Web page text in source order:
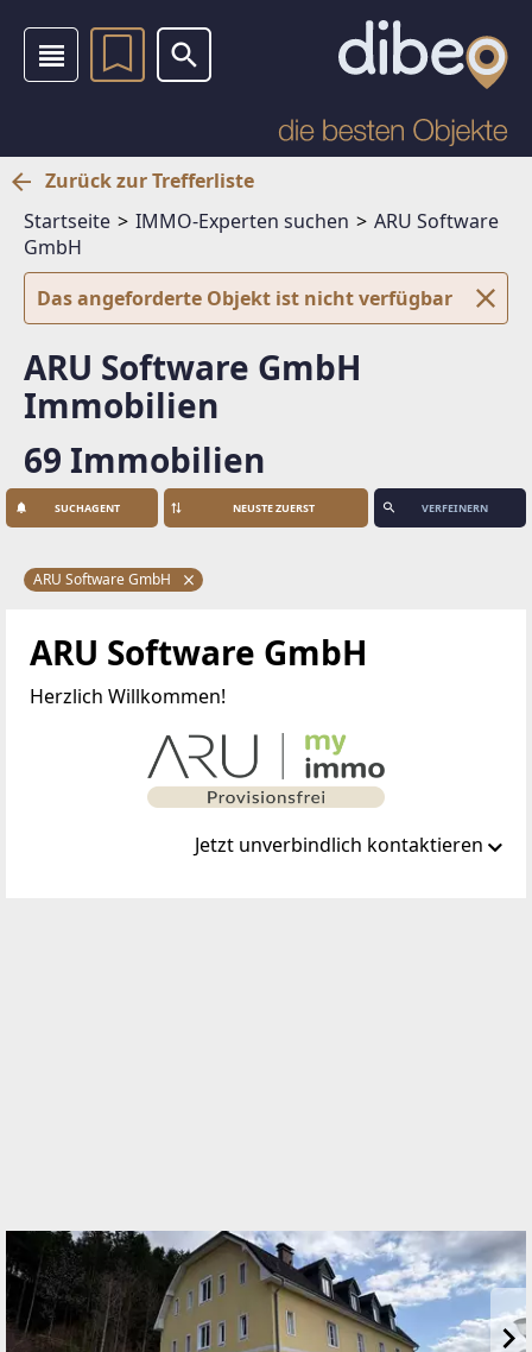
Zurück zur Trefferliste
Startseite
IMMO-Experten suchen
ARU Software
GmbH
Das angeforderte Objekt ist nicht verfügbar
ARU Software GmbH
Immobilien
69 Immobilien
SUCHAGENT VERFEINERN
ARU Software GmbH
ARU Software GmbH
Herzlich Willkommen!
Jetzt unverbindlich kontaktieren